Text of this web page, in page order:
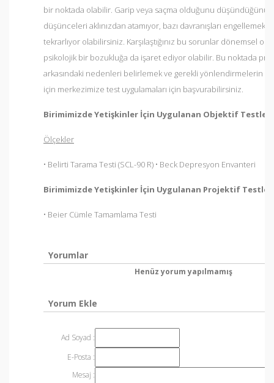
bir noktada olabilir. Garip veya saçma olduğunu düşündüğünüz
düşünceleri aklınızdan atamıyor, bazı davranışları engellemek
tekrarlıyor olabilirsiniz. Karşılaştığınız bu sorunlar dönemsel
psikolojik bir bozukluğa da işaret ediyor olabilir. Bu noktada
arkasındaki nedenleri belirlemek ve gerekli yönlendirmelerin
için merkezimize test uygulamaları için başvurabilirsiniz.
Birimimizde Yetişkinler İçin Uygulanan Objektif Testler:
Ölçekler
• Belirti Tarama Testi (SCL-90 R) • Beck Depresyon Envanteri
Birimimizde Yetişkinler İçin Uygulanan Projektif Testler:
• Beier Cümle Tamamlama Testi
Yorumlar
Henüz yorum yapılmamış
Yorum Ekle
Ad Soyad :
E-Posta :
Mesaj :